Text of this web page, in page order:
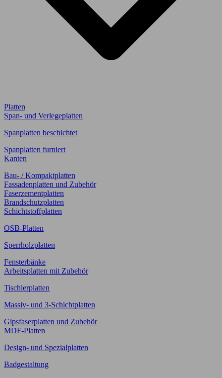
Platten
Span- und Verlegeplatten
Spanplatten beschichtet
Spanplatten furniert
Kanten
Bau- / Kompaktplatten
Fassadenplatten und Zubehör
Faserzementplatten
Brandschutzplatten
Schichtstoffplatten
OSB-Platten
Sperrholzplatten
Fensterbänke
Arbeitsplatten mit Zubehör
Tischlerplatten
Massiv- und 3-Schichtplatten
Gipsfaserplatten und Zubehör
MDF-Platten
Design- und Spezialplatten
Badgestaltung